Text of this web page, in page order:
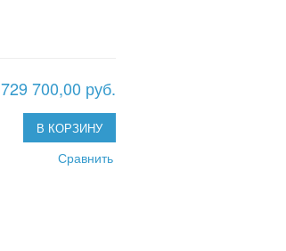
729 700,00 руб.
В КОРЗИНУ
Сравнить